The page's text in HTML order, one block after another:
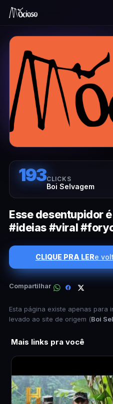
193CLICKS
Boi Selvagem
Esse desentupidor
#ideias #viral
CLIQUE PRA LERe
Compartilhar
Esta página existe apenas para
levado ao site de origem (Boi
Mais links pra você